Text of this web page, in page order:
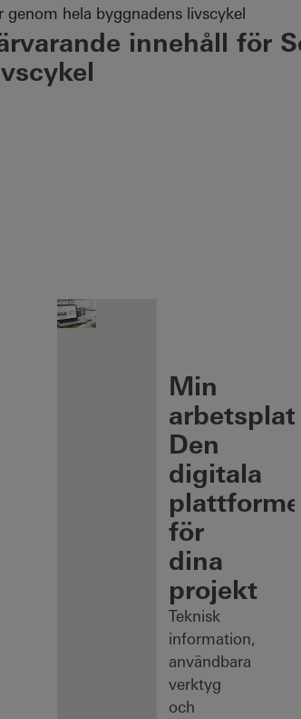
genom hela byggnadens livscykel
innehåll för
Min
arbetsplats:
Den
digitala
plattformen
för
dina
projekt
Teknisk
information,
användbara
verktyg
och